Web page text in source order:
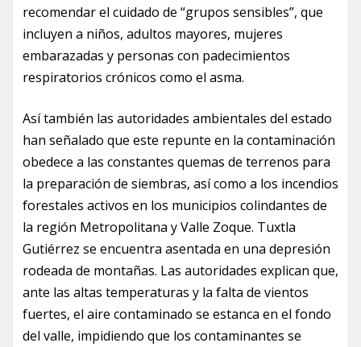
recomendar el cuidado de “grupos sensibles”, que
incluyen a niños, adultos mayores, mujeres
embarazadas y personas con padecimientos
respiratorios crónicos como el asma.
Así también las autoridades ambientales del estado
han señalado que este repunte en la contaminación
obedece a las constantes quemas de terrenos para
la preparación de siembras, así como a los incendios
forestales activos en los municipios colindantes de
la región Metropolitana y Valle Zoque. Tuxtla
Gutiérrez se encuentra asentada en una depresión
rodeada de montañas. Las autoridades explican que,
ante las altas temperaturas y la falta de vientos
fuertes, el aire contaminado se estanca en el fondo
del valle, impidiendo que los contaminantes se